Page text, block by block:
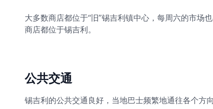
大多数商店都位于“旧”锡吉利镇中心，每周六的市场
商店都位于锡吉利。
公共交通
锡吉利的公共交通良好，当地巴士频繁地通往各个方向